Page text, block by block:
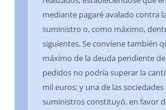
mediante pagaré avalado contra
suministro o, como máximo,
siguientes. Se conviene también
máximo de la deuda pendiente
pedidos no podría superar la
mil euros; y una de las
suministros constituyó, en favor